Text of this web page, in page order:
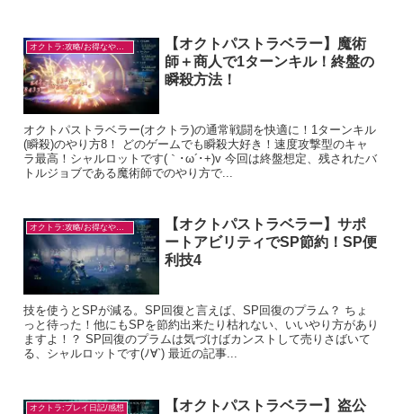
オクトラ:攻略/お得なやり方
【オクトパストラベラー】魔術
師＋商人で1ターンキル！終盤の
瞬殺方法！
オクトパストラベラー(オクトラ)の通常戦闘を快適に！1ターンキル
(瞬殺)のやり方8！ どのゲームでも瞬殺大好き！速度攻撃型のキャ
ラ最高！シャルロットです(｀･ω´･+)v 今回は終盤想定、残されたバ
トルジョブである魔術師でのやり方で...
オクトラ:攻略/お得なやり方
【オクトパストラベラー】サポ
ートアビリティでSP節約！SP便
利技4
技を使うとSPが減る。SP回復と言えば、SP回復のプラム？ ちょ
っと待った！他にもSPを節約出来たり枯れない、いいやり方があり
ますよ！？ SP回復のプラムは気づけばカンストして売りさばいて
る、シャルロットです(ﾉ∀`) 最近の記事...
オクトラ:プレイ日記/感想
【オクトパストラベラー】盗公